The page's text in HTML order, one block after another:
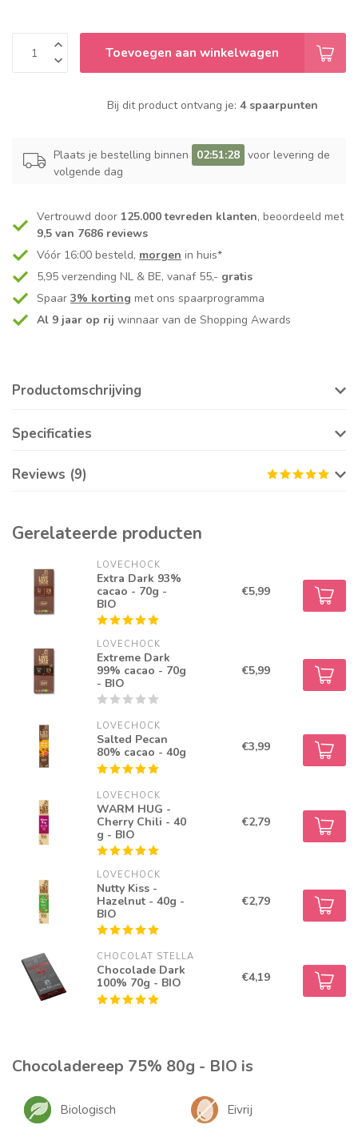
Toevoegen aan winkelwagen
Bij dit product ontvang je: 4 spaarpunten
Plaats je bestelling binnen 02:51:28 voor levering de
volgende dag
Vertrouwd door 125.000 tevreden klanten, beoordeeld met
9,5 van 7686 reviews
Vóór 16:00 besteld, morgen in huis*
5,95 verzending NL & BE, vanaf 55,- gratis
Spaar 3% korting met ons spaarprogramma
Al 9 jaar op rij winnaar van de Shopping Awards
Productomschrijving
Specificaties
Reviews (9)
Gerelateerde producten
LOVECHOCK
Extra Dark 93%
cacao - 70g -
BIO
€5,99
LOVECHOCK
Extreme Dark
99% cacao - 70g
- BIO
€5,99
LOVECHOCK
Salted Pecan
80% cacao - 40g
€3,99
LOVECHOCK
WARM HUG -
Cherry Chili - 40
g - BIO
€2,79
LOVECHOCK
Nutty Kiss -
Hazelnut - 40g -
BIO
€2,79
CHOCOLAT STELLA
Chocolade Dark
100% 70g - BIO
€4,19
Chocoladereep 75% 80g - BIO is
Biologisch Eivrij